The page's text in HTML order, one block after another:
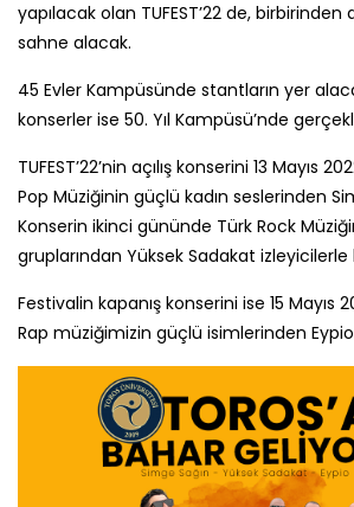
yapılacak olan TUFEST’22 de,
sahne alacak.
45 Evler Kampüsünde stantların yer
konserler ise 50. Yıl Kampüsü’nde
TUFEST’22’nin açılış konserini 13 Mayıs
Pop Müziğinin güçlü kadın seslerinden
Konserin ikinci gününde Türk Rock
gruplarından Yüksek Sadakat
Festivalin kapanış konserini ise 15 Mayıs
Rap müziğimizin güçlü isimlerinden